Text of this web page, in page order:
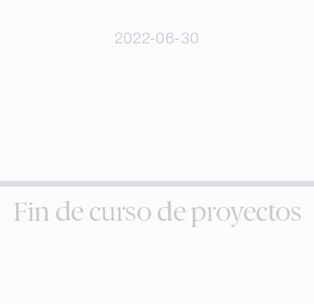
2022-06-30
Fin de curso de proyectos